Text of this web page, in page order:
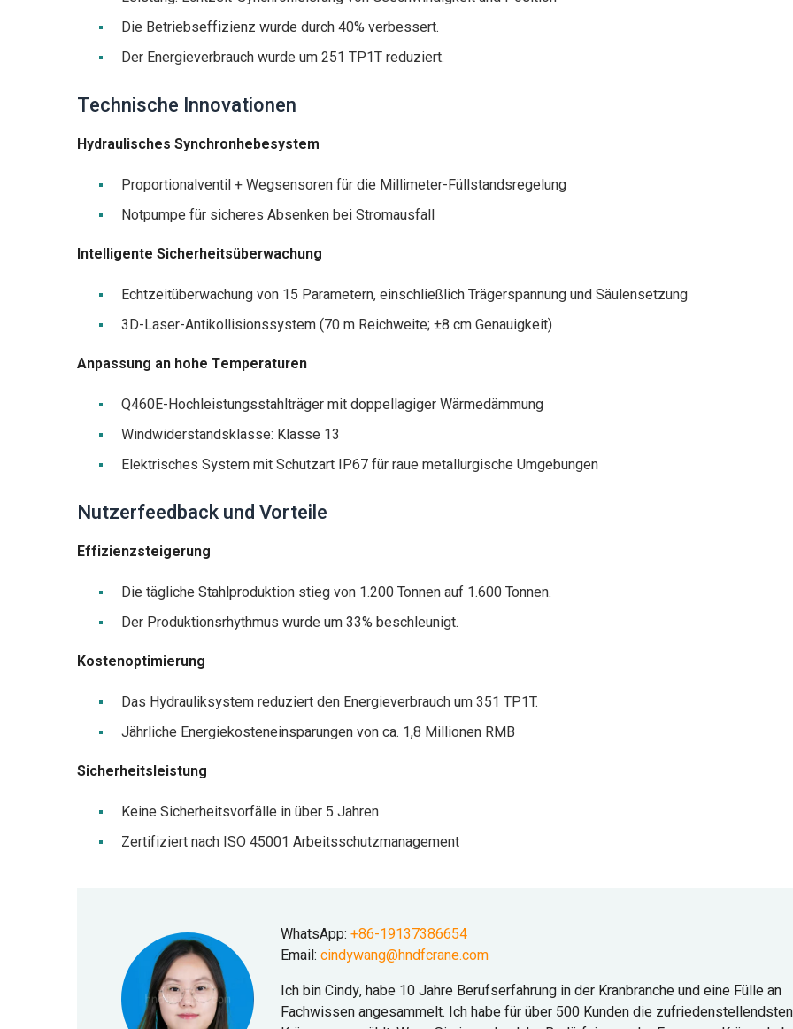
Die Betriebseffizienz wurde durch 40% verbessert.
Der Energieverbrauch wurde um 251 TP1T reduziert.
Technische Innovationen
Hydraulisches Synchronhebesystem
Proportionalventil + Wegsensoren für die Millimeter-Füllstandsregelung
Notpumpe für sicheres Absenken bei Stromausfall
Intelligente Sicherheitsüberwachung
Echtzeitüberwachung von 15 Parametern, einschließlich Trägerspannung und Säulensetzung
3D-Laser-Antikollisionssystem (70 m Reichweite; ±8 cm Genauigkeit)
Anpassung an hohe Temperaturen
Q460E-Hochleistungsstahlträger mit doppellagiger Wärmedämmung
Windwiderstandsklasse: Klasse 13
Elektrisches System mit Schutzart IP67 für raue metallurgische Umgebungen
Nutzerfeedback und Vorteile
Effizienzsteigerung
Die tägliche Stahlproduktion stieg von 1.200 Tonnen auf 1.600 Tonnen.
Der Produktionsrhythmus wurde um 33% beschleunigt.
Kostenoptimierung
Das Hydrauliksystem reduziert den Energieverbrauch um 351 TP1T.
Jährliche Energiekosteneinsparungen von ca. 1,8 Millionen RMB
Sicherheitsleistung
Keine Sicherheitsvorfälle in über 5 Jahren
Zertifiziert nach ISO 45001 Arbeitsschutzmanagement
WhatsApp: +86-19137386654
Email: cindywang@hndfcrane.com
Ich bin Cindy, habe 10 Jahre Berufserfahrung in der Kranbranche und eine Fülle an
Fachwissen angesammelt. Ich habe für über 500 Kunden die zufriedenstellendsten